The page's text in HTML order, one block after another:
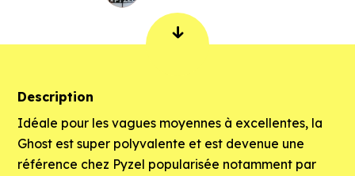
Description
Idéale pour les vagues moyennes à excellentes, la
Ghost est super polyvalente et est devenue une
référence chez Pyzel popularisée notamment par